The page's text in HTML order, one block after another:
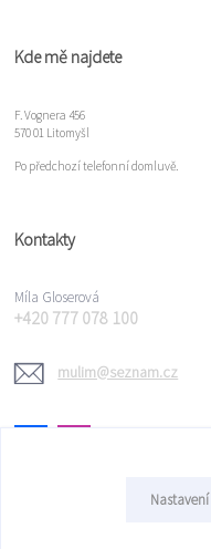
Kde mě najdete
F. Vognera 456
570 01 Litomyšl
Po předchozí telefonní domluvě.
Kontakty
Míla Gloserová
+420 777 078 100
mulim@seznam.cz
Nastavení